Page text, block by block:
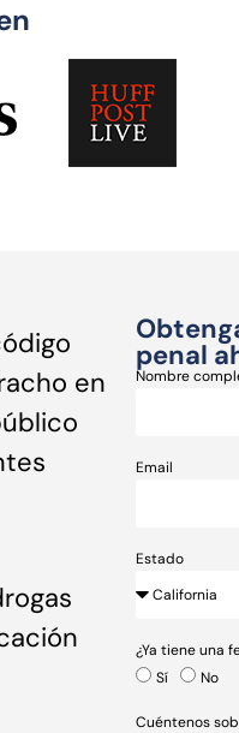
en
penal
Nombre
Email
Estado
¿Ya tiene una
Sí
No
Cuéntenos